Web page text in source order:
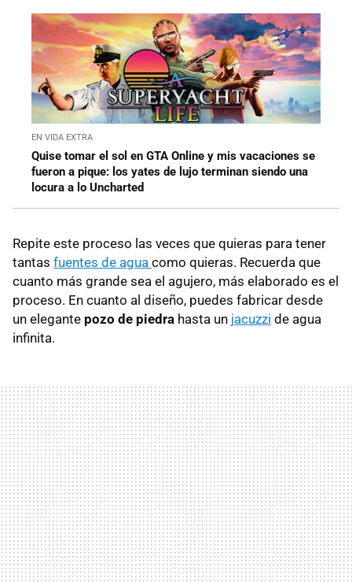
EN VIDA EXTRA
Quise tomar el sol en GTA Online y mis vacaciones se
fueron a pique: los yates de lujo terminan siendo una
locura a lo Uncharted
Repite este proceso las veces que quieras para tener
tantas fuentes de agua como quieras. Recuerda que
cuanto más grande sea el agujero, más elaborado es el
proceso. En cuanto al diseño, puedes fabricar desde
un elegante pozo de piedra hasta un jacuzzi de agua
infinita.